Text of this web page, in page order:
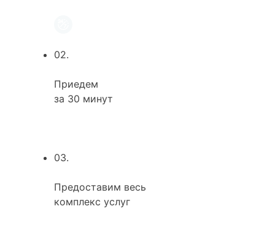
02.
Приедем
за 30 минут
03.
Предоставим весь
комплекс услуг